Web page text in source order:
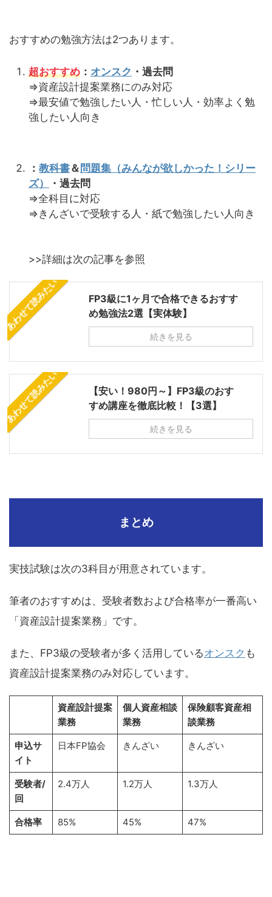
おすすめの勉強方法は2つあります。
超おすすめ ： オンスク ・過去問
⇒資産設計提案業務にのみ対応
⇒最安値で勉強したい人・忙しい人・効率よく勉
強したい人向き
： 教科書＆ 問題集（みんなが欲しかった！シリー
ズ）
・過去問
⇒全科目に対応
⇒きんざいで受験する人・紙で勉強したい人向き
>>詳細は次の記事を参照
あわせて読みたい
FP3級に1ヶ月で合格できるおすす
め勉強法2選【実体験】
続きを見る
あわせて読みたい
【安い！980円～】FP3級のおす
すめ講座を徹底比較！【3選】
続きを見る
まとめ
実技試験は次の3科目が用意されています。
筆者のおすすめは、受験者数および合格率が一番高い
「資産設計提案業務」です。
また、FP3級の受験者が多く活用しているオンスク も
資産設計提案業務のみ対応しています。
資産設計提案
業務
個人資産相談
業務
保険顧客資産相
談業務
申込サ
イト
日本FP協会 きんざい きんざい
受験者/
回
2.4万人 1.2万人 1.3万人
合格率 85% 45% 47%